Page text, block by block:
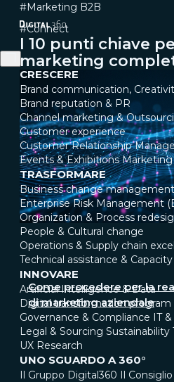
CRESCERE
Brand communication,
Brand reputation & PR
Channel marketing &
Customer experience
Customer Relationship
Events & Exhibitions
TRASFORMARE
Business change management
Enterprise Risk Management
Organization & Process
People & Cultural change
Operations & Supply chain
Technical assistance &
INNOVARE
Artificial Intelligence & Data
Digital transformation program
Governance & Compliance IT
Legal & Sourcing Sustainability
UX Research
UNO SGUARDO A 360°
Il Gruppo Digital360 Il
#Marketing B2B
#Connect
I 10 punti chiave
marketing
Come procedere per la
di marketing aziendale